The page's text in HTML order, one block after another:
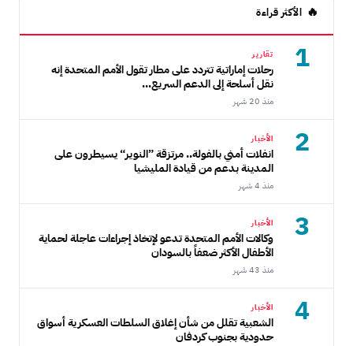
الأكثر قراءة
1 تقارير
رحلات إماراتية تتردد على مطار تقول الأمم المتحدة إنه
نقل أسلحة إلى الدعم السريع...
منذ 20 شهر
2 الأخبار
انفلات أمني بالفولة.. مرتزقة ”النوير“ يسيطرون على
المدينة بدعم من قيادة المليشيا
منذ 4 شهر
3 الأخبار
وكالات الأمم المتحدة تدعو لإتخاذ إجراءات عاجلة لحماية
الأطفال الأكثر ضعفاً بالسودان
منذ 43 شهر
4 الأخبار
الشعبية تقلل من شأن إغلاق السلطات العسكرية أسواق
حدودية بجنوب كردفان